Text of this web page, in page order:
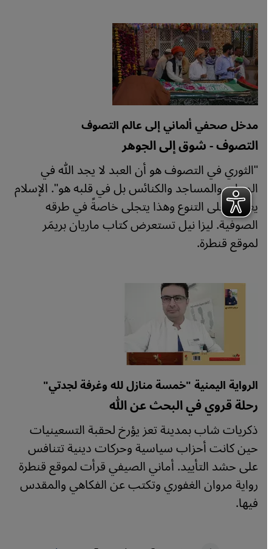
مدخل صحفي ألماني إلى عالم التصوف
التصوف - شوق إلى الجوهر
"الثوري في التصوف هو أن العبد لا يجد الله في
المعابد والمساجد والكنائس بل في قلبه هو". الإسلام
يعيش على التنوع وهذا يتجلى خاصةً في طرقه
الصوفية. ليزا نيل تستعرض كتاب ماريان بريمَر
لموقع قنطرة.
الرواية اليمنية "خمسة منازل لله وغرفة لجدتي"
رحلة قروي في البحث عن الله
ذكريات شاب بمدينة تعز يؤرخ لحقبة التسعينيات
حين كانت أحزاب سياسية وحركات دينية تتنافس
على حشد التأييد. أماني الصيفي قرأت لموقع قنطرة
رواية مروان الغفوري وتكتب عن الفكاهي والمقدس
فيها.